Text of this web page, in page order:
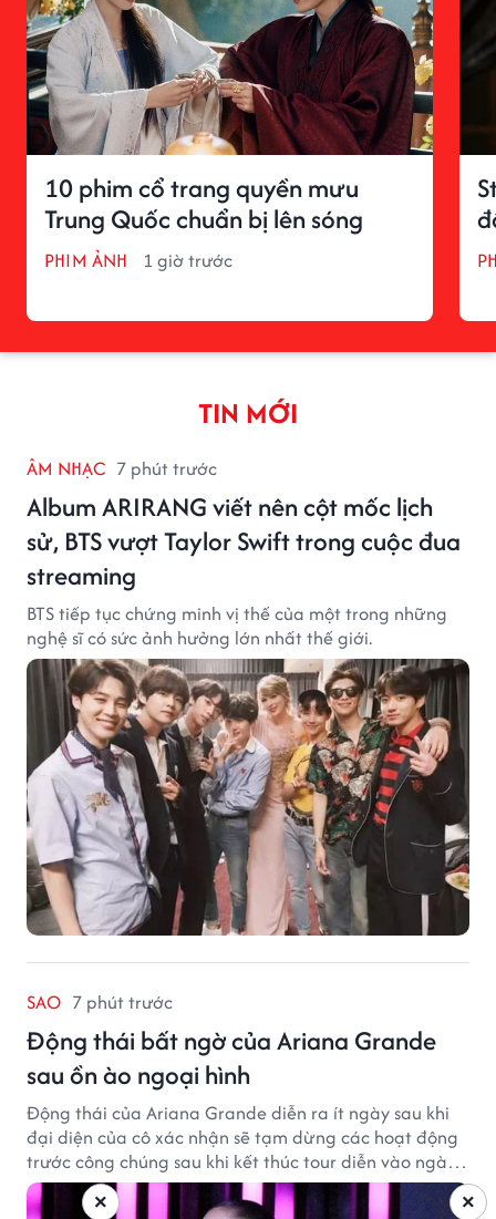
10 phim cổ trang quyền mưu
Trung Quốc chuẩn bị lên sóng
PHIM ẢNH 1 giờ trước
TIN MỚI
ÂM NHẠC 7 phút trước
Album ARIRANG viết nên cột mốc lịch
sử, BTS vượt Taylor Swift trong cuộc đua
streaming
BTS tiếp tục chứng minh vị thế của một trong những
nghệ sĩ có sức ảnh hưởng lớn nhất thế giới.
SAO 7 phút trước
Động thái bất ngờ của Ariana Grande
sau ồn ào ngoại hình
Động thái của Ariana Grande diễn ra ít ngày sau khi
đại diện của cô xác nhận sẽ tạm dừng các hoạt động
trước công chúng sau khi kết thúc tour diễn vào ngày
1/9.
×
×